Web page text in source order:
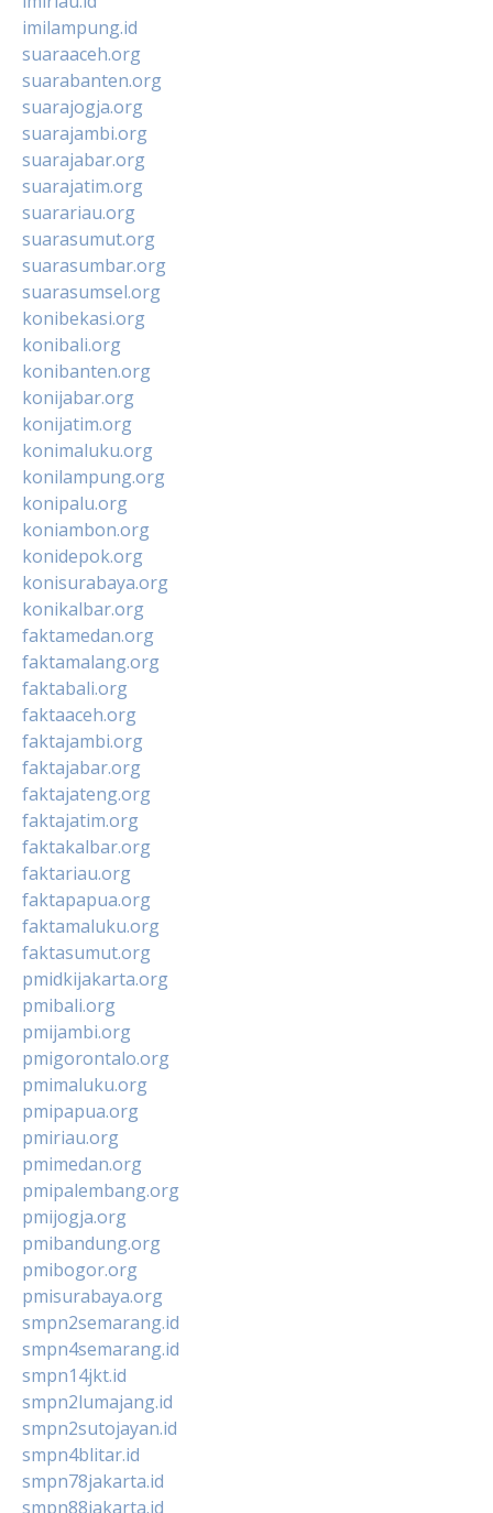
imilampung.id
suaraaceh.org
suarabanten.org
suarajogja.org
suarajambi.org
suarajabar.org
suarajatim.org
suarariau.org
suarasumut.org
suarasumbar.org
suarasumsel.org
konibekasi.org
konibali.org
konibanten.org
konijabar.org
konijatim.org
konimaluku.org
konilampung.org
konipalu.org
koniambon.org
konidepok.org
konisurabaya.org
konikalbar.org
faktamedan.org
faktamalang.org
faktabali.org
faktaaceh.org
faktajambi.org
faktajabar.org
faktajateng.org
faktajatim.org
faktakalbar.org
faktariau.org
faktapapua.org
faktamaluku.org
faktasumut.org
pmidkijakarta.org
pmibali.org
pmijambi.org
pmigorontalo.org
pmimaluku.org
pmipapua.org
pmiriau.org
pmimedan.org
pmipalembang.org
pmijogja.org
pmibandung.org
pmibogor.org
pmisurabaya.org
smpn2semarang.id
smpn4semarang.id
smpn14jkt.id
smpn2lumajang.id
smpn2sutojayan.id
smpn4blitar.id
smpn78jakarta.id
smpn88jakarta.id